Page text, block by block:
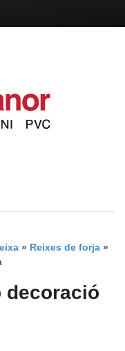
» Reixes de forja »
decoració